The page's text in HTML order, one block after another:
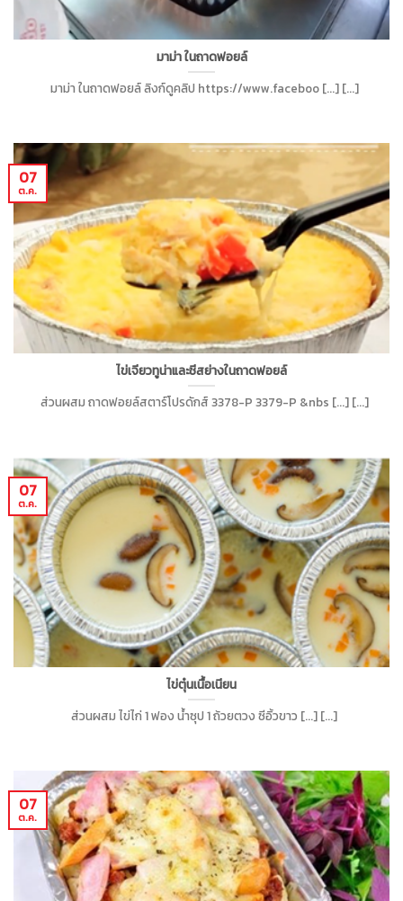
มาม่า ในถาดฟอยล์
มาม่า ในถาดฟอยล์ ลิงก์ดูคลิป https://www.faceboo [...] [...]
ไข่เจียวทูน่าและชีสย่างในถาดฟอยล์
ส่วนผสม ถาดฟอยล์สตาร์โปรดักส์ 3378-P 3379-P &nbs [...] [...]
07
ต.ค.
ไข่ตุ๋นเนื้อเนียน
ส่วนผสม ไข่ไก่ 1 ฟอง น้ำซุป 1 ถ้วยตวง ซีอิ้วขาว [...] [...]
07
ต.ค.
07
ต.ค.